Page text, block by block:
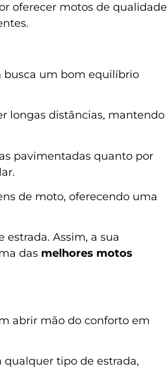
oferecer motos de qualidade
busca um bom equilíbrio
longas distâncias, mantendo
pavimentadas quanto por
de moto, oferecendo uma
Assim, a sua
das melhores motos
abrir mão do conforto em
qualquer tipo de estrada,